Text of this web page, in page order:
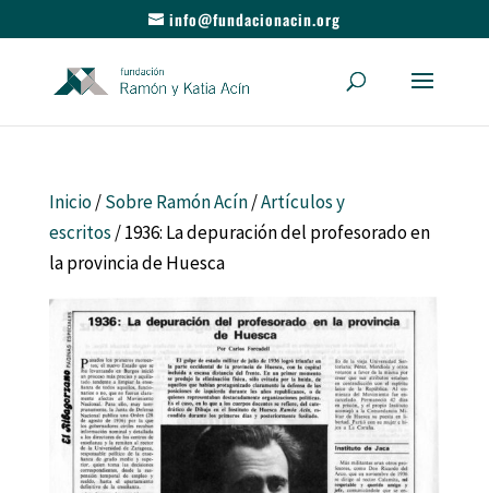
info@fundacionacin.org
Inicio/Sobre Ramón Acín/Artículos y
escritos / 1936: La depuración del profesorado en
la provincia de Huesca